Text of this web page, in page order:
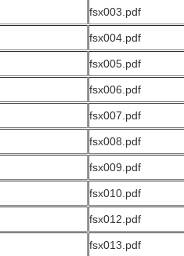
fsx003.pdf
fsx004.pdf
fsx005.pdf
fsx006.pdf
fsx007.pdf
fsx008.pdf
fsx009.pdf
fsx010.pdf
fsx012.pdf
fsx013.pdf